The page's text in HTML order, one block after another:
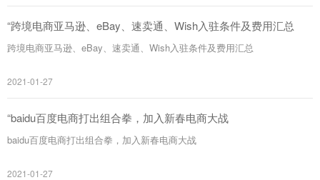
“跨境电商亚马逊、eBay、速卖通、Wish入驻条件及费用汇总
跨境电商亚马逊、eBay、速卖通、Wish入驻条件及费用汇总
2021-01-27
“baidu百度电商打出组合拳，加入新春电商大战
baidu百度电商打出组合拳，加入新春电商大战
2021-01-27